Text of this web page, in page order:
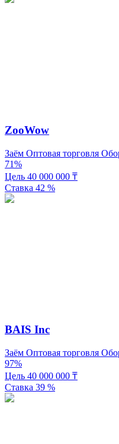
ZooWow
Заём Оптовая торговля
71%
Цель 40 000 000 ₸
Ставка 42 %
BAIS Inc
Заём Оптовая торговля
97%
Цель 40 000 000 ₸
Ставка 39 %